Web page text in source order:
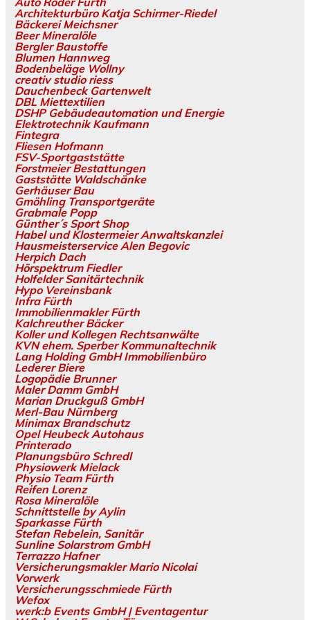
Architekturbüro Katja Schirmer-Riedel
Bäckerei Meichsner
Beer Mineralöle
Bergler Baustoffe
Blumen Hannweg
Bodenbeläge Wollny
creativ studio riess
Dauchenbeck Gartenwelt
DBL Miettextilien
DSHP Gebäudeautomation und Energie
Elektrotechnik Kaufmann
Fintegra
Fliesen Hofmann
FSV-Sportgaststätte
Forstmeier Bestattungen
Gaststätte Waldschänke
Gerhäuser Bau
Gmöhling Transportgeräte
Grabmale Popp
Günther´s Sport Shop
Habel und Klostermeier Anwaltskanzlei
Hausmeisterservice Alen Begovic
Herpich Dach
Hörspektrum Fiedler
Holfelder Sanitärtechnik
Hypo Vereinsbank
Infra Fürth
Immobilienmakler Fürth
Kalchreuther Bäcker
Koller und Kollegen Rechtsanwälte
KVN ehem. Sperber Kommunaltechnik
Lang Holding GmbH Immobilienbüro
Lederer Biere
Logopädie Brunner
Maler Damm GmbH
Marian Druckguß GmbH
Merl-Bau Nürnberg
Minimax Brandschutz
Opel Heubeck Autohaus
Printerado
Planungsbüro Schredl
Physiowerk Mielack
Physio Team Fürth
Reifen Lorenz
Rosa Mineralöle
Schnittstelle by Aylin
Sparkasse Fürth
Stefan Rebelein, Sanitär
Sunline Solarstrom GmbH
Terrazzo Hafner
Versicherungsmakler Mario Nicolai
Vorwerk
Versicherungsschmiede Fürth
Wefox
werk:b Events GmbH | Eventagentur